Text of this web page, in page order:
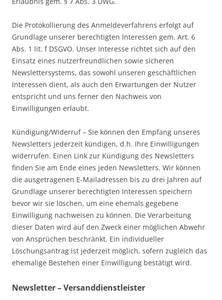
Die Protokollierung des Anmeldeverfahrens erfolgt auf
Grundlage unserer berechtigten Interessen gem. Art. 6
Abs. 1 lit. f DSGVO. Unser Interesse richtet sich auf den
Einsatz eines nutzerfreundlichen sowie sicheren
Newslettersystems, das sowohl unseren geschäftlichen
Interessen dient, als auch den Erwartungen der Nutzer
entspricht und uns ferner den Nachweis von
Einwilligungen erlaubt.
Kündigung/Widerruf – Sie können den Empfang unseres
Newsletters jederzeit kündigen, d.h. Ihre Einwilligungen
widerrufen. Einen Link zur Kündigung des Newsletters
finden Sie am Ende eines jeden Newsletters. Wir können
die ausgetragenen E-Mailadressen bis zu drei Jahren auf
Grundlage unserer berechtigten Interessen speichern
bevor wir sie löschen, um eine ehemals gegebene
Einwilligung nachweisen zu können. Die Verarbeitung
dieser Daten wird auf den Zweck einer möglichen Abwehr
von Ansprüchen beschränkt. Ein individueller
Löschungsantrag ist jederzeit möglich, sofern zugleich das
ehemalige Bestehen einer Einwilligung bestätigt wird.
Newsletter – Versanddienstleister